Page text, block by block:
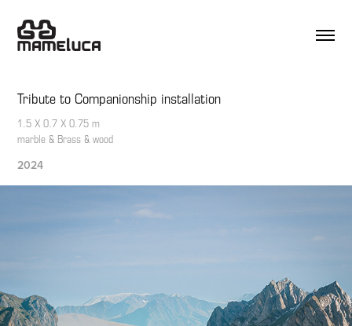
Tribute to Companionship installation
1.5 X 0.7 X 0.75 m
marble & Brass & wood
2024